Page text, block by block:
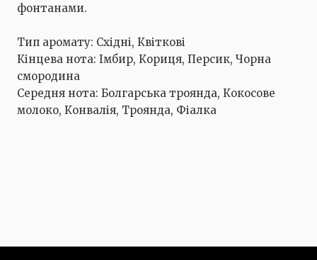
фонтанами.
Тип аромату: Східні, Квіткові
Кінцева нота: Імбир, Кориця, Персик, Чорна
смородина
Середня нота: Болгарська троянда, Кокосове
молоко, Конвалія, Троянда, Фіалка